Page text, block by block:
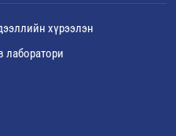
хүрээлэн
лаборатори